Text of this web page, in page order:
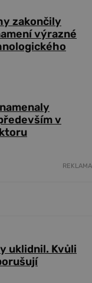
zakončily
výrazné
v
REKLAMA
uklidnil. Kvůli